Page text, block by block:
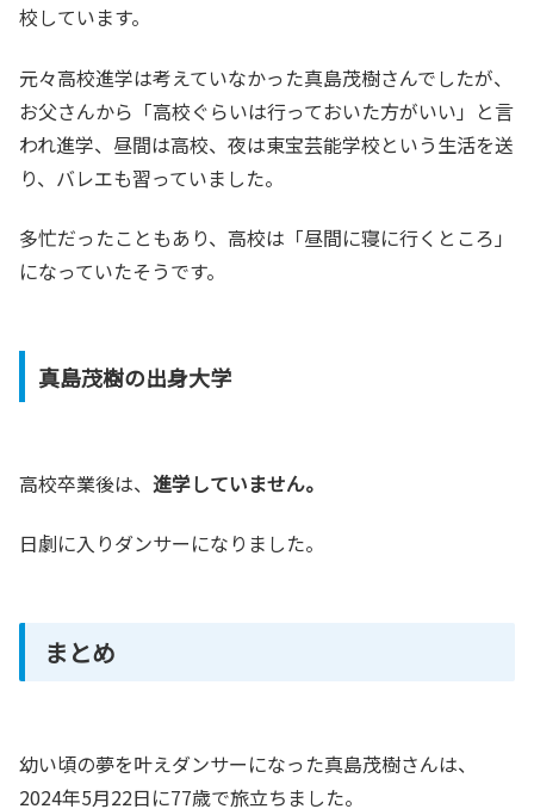
校しています。
元々高校進学は考えていなかった真島茂樹さんでしたが、
お父さんから「高校ぐらいは行っておいた方がいい」と言
われ進学、昼間は高校、夜は東宝芸能学校という生活を送
り、バレエも習っていました。
多忙だったこともあり、高校は「昼間に寝に行くところ」
になっていたそうです。
真島茂樹の出身大学
高校卒業後は、 進学していません。
日劇に入りダンサーになりました。
まとめ
幼い頃の夢を叶えダンサーになった真島茂樹さんは、
2024年5月22日に77歳で旅立ちました。